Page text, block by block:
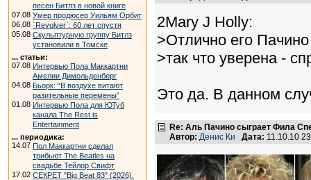
песен Битлз в новой книге
07.08 Умер продюсер Уильям Орбит
06.08 `Revolver`: 60 лет спустя
05.08 Скульптурную группу Битлз
установили в Томске
... статьи:
07.08 Интервью Пола Маккартни
Амелии Димольденберг
04.08 Бьорк: “В воздухе витают
разительные перемены”
01.08 Интервью Пола для ЮТуб
канала The Rest is
Entertainment
... периодика:
14.07 Пол Маккартни сделал
трибьют The Beatles на
свадьбе Тейлор Свифт
17.02 СЕКРЕТ "Big Beat 83" (2026).
2Mary J Holly:
>Отлично его
>так что уверена -
Это да. В данном
Re: Аль Пачино сыграет Фила
Автор: Денис Ки Дата: 11.10.10